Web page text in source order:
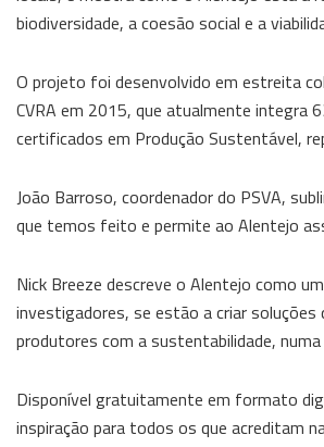
biodiversidade, a coesão social e a
O projeto foi desenvolvido em estreita
CVRA em 2015, que atualmente integra
certificados em Produção Sustentável,
João Barroso, coordenador do PSVA,
que temos feito e permite ao Alentejo
Nick Breeze descreve o Alentejo como
investigadores, se estão a criar soluções
produtores com a sustentabilidade,
Disponível gratuitamente em formato
inspiração para todos os que acreditam